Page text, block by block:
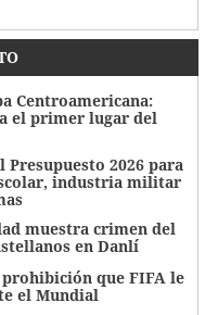
Centroamericana:
el primer lugar del
2026 para
industria militar
muestra crimen del
en Danlí
que FIFA le
el Mundial